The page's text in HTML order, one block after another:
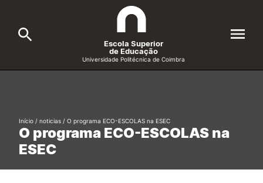
Cursos
Candidatos
Escola Superior
de Educação
Universidade Politécnica de Coimbra
Formative Offer General
O programa ECO-ESCOLAS na
ESEC
Início / noticias / O programa ECO-ESCOLAS na ESEC